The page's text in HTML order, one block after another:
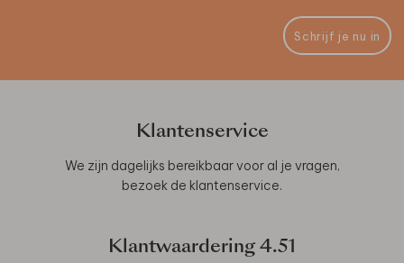
Schrijf je nu in
Klantenservice
We zijn dagelijks bereikbaar voor al je vragen,
bezoek de klantenservice.
Klantwaardering 4.51